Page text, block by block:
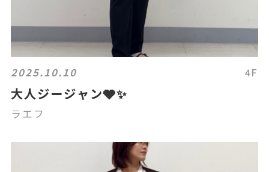
2025.10.10 4F
大人ジージャン🩶✨
ラエフ